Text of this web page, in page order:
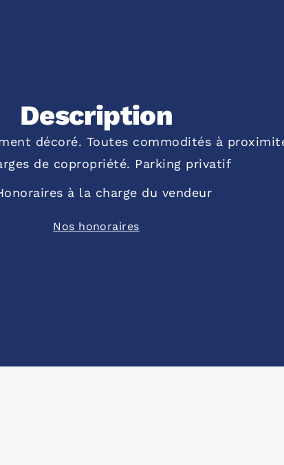
Description
décoré. Toutes commodités à
de copropriété. Parking privatif
à la charge du vendeur
Nos honoraires